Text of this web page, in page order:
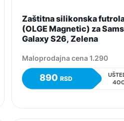
Zaštitna silikonska
(OLGE Magnetic) za
Galaxy S26, Zelena
Maloprodajna cena 1.290
890RSD